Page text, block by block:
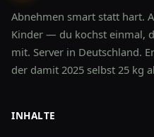
Abnehmen smart statt hart.
Kinder — du kochst einmal,
mit. Server in Deutschland.
der damit 2025 selbst 25 kg
INHALTE